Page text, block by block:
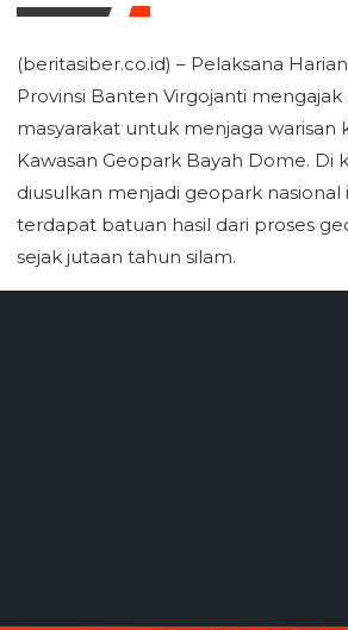
(beritasiber.co.id) – Pelaksana
Provinsi Banten Virgojanti mengajak
masyarakat untuk menjaga warisan
Kawasan Geopark Bayah Dome. Di
diusulkan menjadi geopark nasional
terdapat batuan hasil dari proses
sejak jutaan tahun silam.